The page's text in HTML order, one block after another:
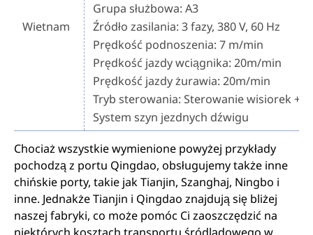
Wietnam
Grupa służbowa: A3
Źródło zasilania: 3 fazy, 380 V, 60 Hz
Prędkość podnoszenia: 7 m/min
Prędkość jazdy wciągnika: 20m/min
Prędkość jazdy żurawia: 20m/min
Tryb sterowania: Sterowanie wisiorek +
System szyn jezdnych dźwigu
Chociaż wszystkie wymienione powyżej przykłady
pochodzą z portu Qingdao, obsługujemy także inne
chińskie porty, takie jak Tianjin, Szanghaj, Ningbo i
inne. Jednakże Tianjin i Qingdao znajdują się bliżej
naszej fabryki, co może pomóc Ci zaoszczędzić na
niektórych kosztach transportu śródlądowego w